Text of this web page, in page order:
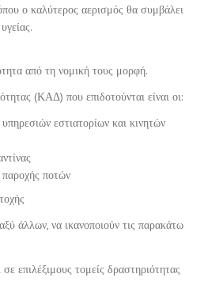
ο καλύτερος αερισμός θα συμβάλει
από τη νομική τους μορφή.
(ΚΑΔ) που επιδοτούνται είναι οι:
εστιατορίων και κινητών
ποτών
άλλων, να ικανοποιούν τις παρακάτω
επιλέξιμους τομείς δραστηριότητας